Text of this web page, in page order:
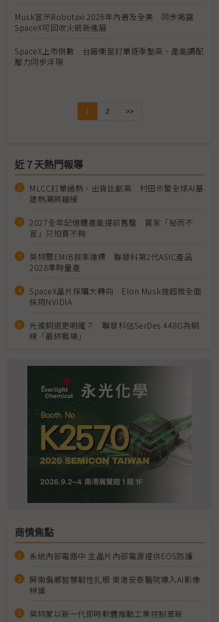
Musk宣示Robotaxi 2026年內普及全美 同步揭露
SpaceX可回收火箭新進展
SpaceX上市倒數 台廠衛星訂單逐季墊高、產能調配
壓力同步浮現
1 2 >>
近７天熱門報導
MLCC訂單過熱、出貨比創高 村田示警全球AI基
建熱潮將趨緩
2027全年記憶體產能提前售罄 買家「祕而不
宣」只怕買不夠
英特爾EMIB良率達標 聯發科第2代ASIC產品
2028準時量產
SpaceX晶片採購大轉向 Elon Musk捨超微全面
採用NVIDIA
光進銅退更明確？ 聯發科估SerDes 448G為銅
線「最終戰場」
商情焦點
系統內部電路中 主晶片內部電源提供EOS防護
屏南偏鄉智慧韌性扎根 東港安泰醫院導入AI影像
辨識
英特蒙以新一代即時軟體推動工業控制革新